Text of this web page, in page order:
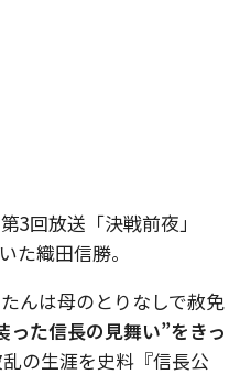
3回放送「決戦前夜」
た織田信勝。
んは母のとりなしで赦免
った信長の見舞い”をきっ
の生涯を史料『信長公